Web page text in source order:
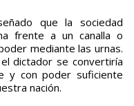
que la sociedad
frente a un canalla o
mediante las urnas.
dictador se convertiría
y con poder suficiente
nación.